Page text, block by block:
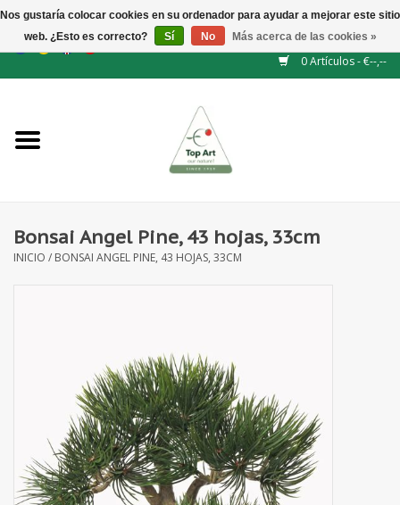
GBP/CHF /BGN/
0 Artículos - €--,--
NUEVO
Flores artificiales
Rama de hojas / bayas
Fruta artificial
decoración
Bonsai Angel Pine, 43 hojas, 33cm
INICIO / BONSAI ANGEL PINE, 43 HOJAS, 33CM
Nos gustaría colocar cookies en su ordenador para ayudar a mejorar este sitio
web. ¿Esto es correcto?
Sí No Más acerca de las cookies »